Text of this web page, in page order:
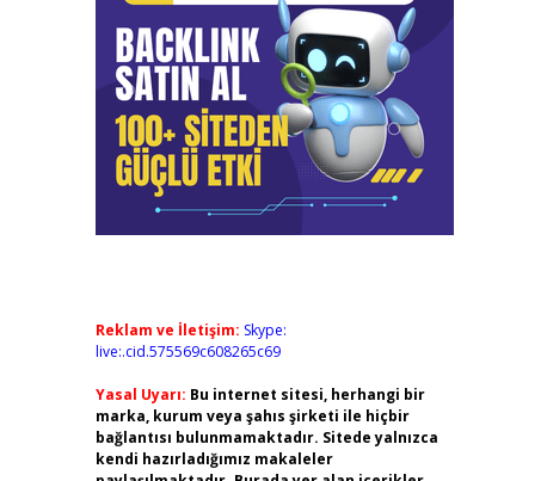
Reklam ve İletişim: Skype:
live:.cid.575569c608265c69
Yasal Uyarı: Bu internet sitesi, herhangi bir
marka, kurum veya şahıs şirketi ile hiçbir
bağlantısı bulunmamaktadır. Sitede yalnızca
kendi hazırladığımız makaleler